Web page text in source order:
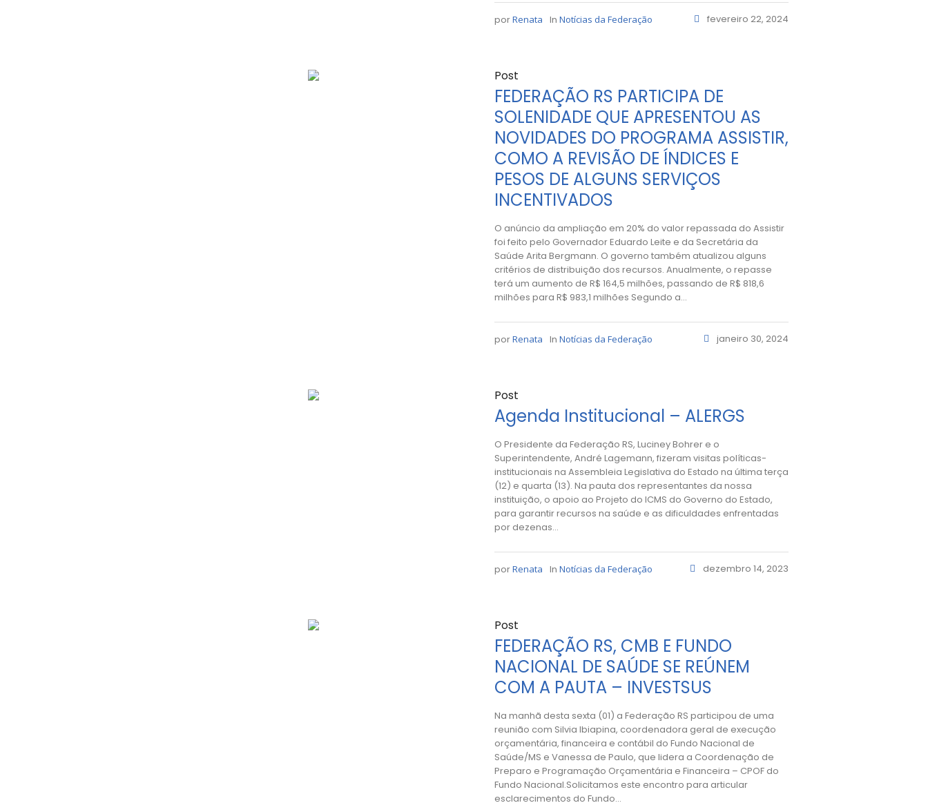
fevereiro 22, 2024
porRenata In Notícias da Federação
Post
FEDERAÇÃO RS PARTICIPA DE
SOLENIDADE QUE APRESENTOU AS
NOVIDADES DO PROGRAMA ASSISTIR,
COMO A REVISÃO DE ÍNDICES E
PESOS DE ALGUNS SERVIÇOS
INCENTIVADOS
O anúncio da ampliação em 20% do valor repassada do Assistir
foi feito pelo Governador Eduardo Leite e da Secretária da
Saúde Arita Bergmann. O governo também atualizou alguns
critérios de distribuição dos recursos. Anualmente, o repasse
terá um aumento de R$ 164,5 milhões, passando de R$ 818,6
milhões para R$ 983,1 milhões Segundo a...
janeiro 30, 2024
porRenata In Notícias da Federação
Post
Agenda Institucional – ALERGS
O Presidente da Federação RS, Luciney Bohrer e o
Superintendente, André Lagemann, fizeram visitas políticas-
institucionais na Assembleia Legislativa do Estado na última terça
(12) e quarta (13). Na pauta dos representantes da nossa
instituição, o apoio ao Projeto do ICMS do Governo do Estado,
para garantir recursos na saúde e as dificuldades enfrentadas
por dezenas...
dezembro 14, 2023
porRenata In Notícias da Federação
Post
FEDERAÇÃO RS, CMB E FUNDO
NACIONAL DE SAÚDE SE REÚNEM
COM A PAUTA – INVESTSUS
Na manhã desta sexta (01) a Federação RS participou de uma
reunião com Silvia Ibiapina, coordenadora geral de execução
orçamentária, financeira e contábil do Fundo Nacional de
Saúde/MS e Vanessa de Paulo, que lidera a Coordenação de
Preparo e Programação Orçamentária e Financeira – CPOF do
Fundo Nacional.Solicitamos este encontro para articular
esclarecimentos do Fundo...